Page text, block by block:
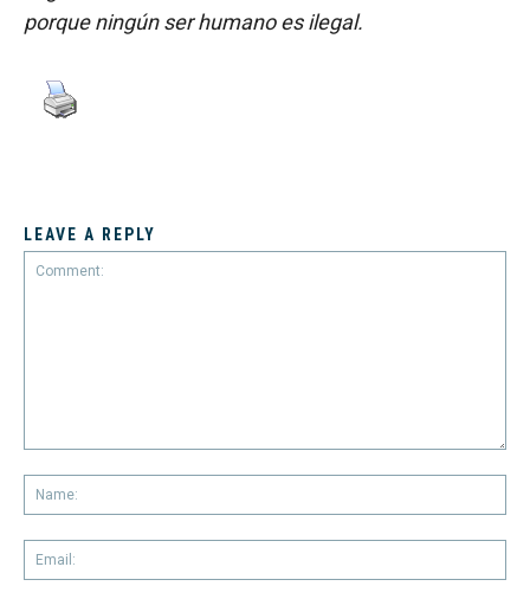
porque ningún ser humano es ilegal.
LEAVE A REPLY